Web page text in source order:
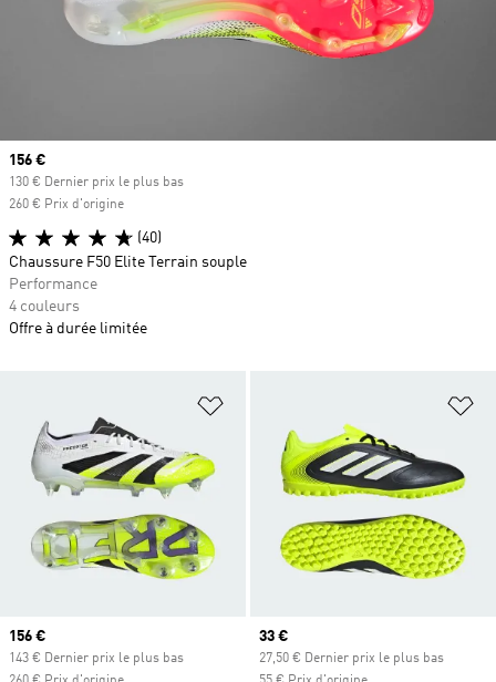
Ajouter à la Liste de produits
Prix actuel
156 €
143 € Dernier prix le plus bas
Prix actuel
33 €
27,50 € Dernier prix le plus bas
Prix actuel
156 €
130 € Dernier prix le plus bas
260 € Prix d'origine
(40)
Chaussure F50 Elite Terrain souple
Performance
4 couleurs
Offre à durée limitée